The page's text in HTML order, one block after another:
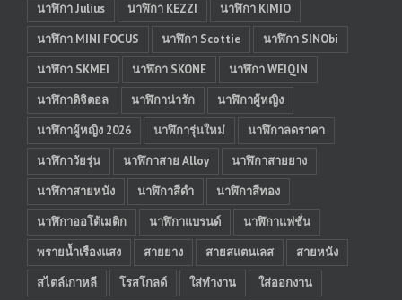
นาฬิกา Julius
นาฬิกา KEZZI
นาฬิกา KIMIO
นาฬิกา MINI FOCUS
นาฬิกา Scottie
นาฬิกา SINObi
นาฬิกา SKMEI
นาฬิกา SKONE
นาฬิกา WEIQIN
นาฬิกาดิจิตอล
นาฬิกาน่ารัก
นาฬิกาผู้หญิง
นาฬิกาผู้หญิง 2026
นาฬิการุ่นใหม่
นาฬิกาลดราคา
นาฬิกาวัยรุ่น
นาฬิกาสาย Alloy
นาฬิกาสายยาง
นาฬิกาสายหนัง
นาฬิกาสีดำ
นาฬิกาสีทอง
นาฬิกาออโต้เมติก
นาฬิกาแบรนด์
นาฬิกาแฟชั่น
พรายน้ำเรืองแสง
สายยาง สายสแตนเลส
สายหนัง
สไตล์เกาหลี
โรสโกลด์ ใส่ทำงาน ใส่ออกงาน